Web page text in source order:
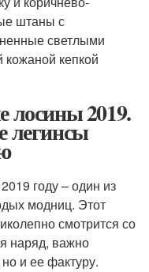
штаны с
светлыми
кепкой
лосины 2019.
легинсы
году – один из
модниц. Этот
смотрится со
наряд, важно
и ее фактуру.